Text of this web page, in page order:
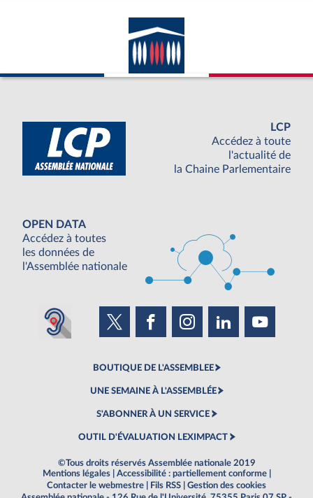
LCP
Accédez à toute
l'actualité de
la Chaine Parlementaire
OPEN DATA
Accédez à toutes
les données de
l'Assemblée nationale
BOUTIQUE DE L'ASSEMBLEE
UNE SEMAINE À L'ASSEMBLÉE
S'ABONNER À UN SERVICE
OUTIL D'ÉVALUATION LEXIMPACT
©Tous droits réservés Assemblée nationale 2019
Mentions légales
Accessibilité : partiellement conforme
Contacter le webmestre
Fils RSS
Gestion des cookies